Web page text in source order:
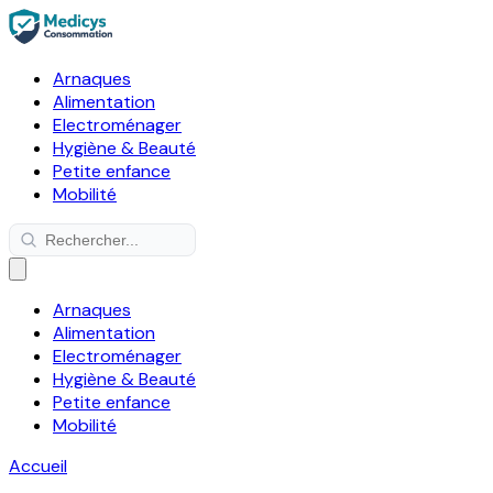
Arnaques
Alimentation
Electroménager
Hygiène & Beauté
Petite enfance
Mobilité
Arnaques
Alimentation
Electroménager
Hygiène & Beauté
Petite enfance
Mobilité
Accueil